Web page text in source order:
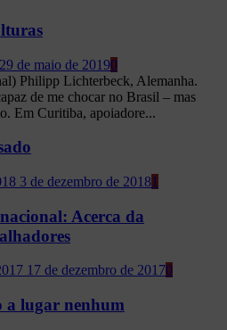
29 de maio de 20190
Philipp Lichterbeck, Alemanha.
de me chocar no Brasil – mas
Em Curitiba, apoiadore...
3 de dezembro de 20181
Acerca da
17 de dezembro de 20170
a lugar nenhum